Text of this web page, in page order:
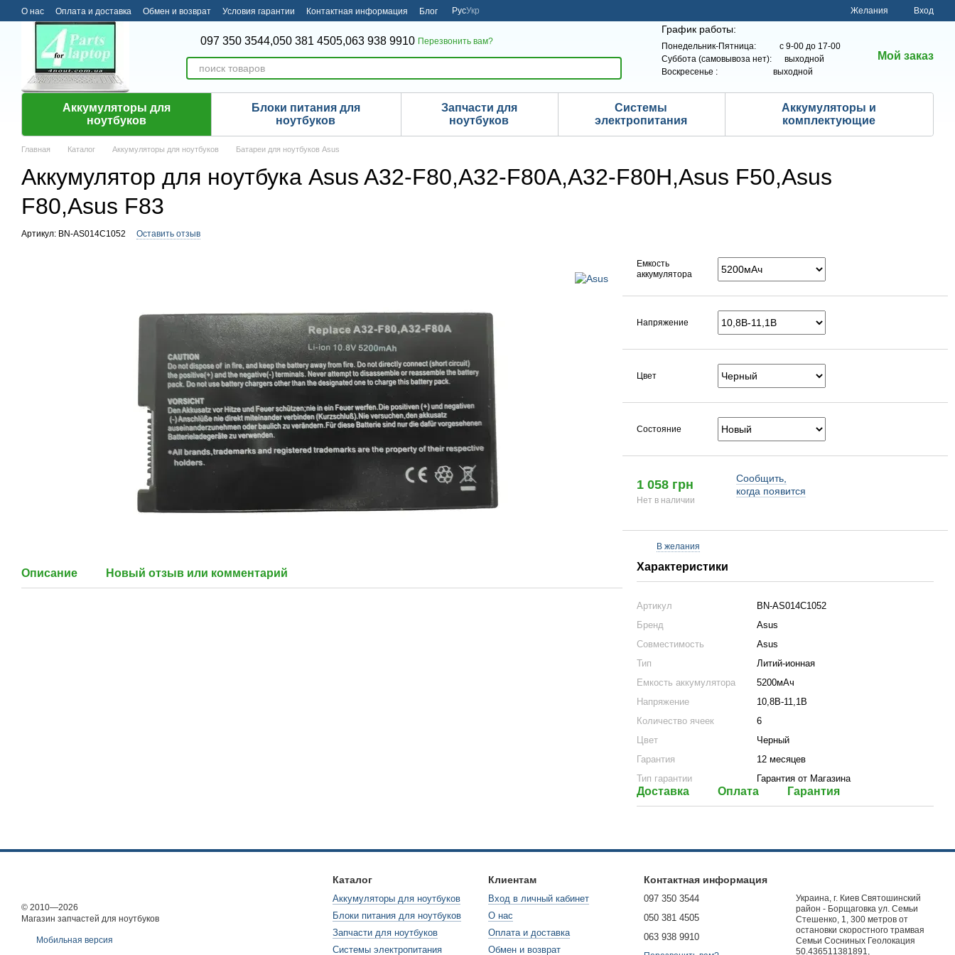
Перейти к основному контенту
О нас Оплата и доставка Обмен и возврат Условия гарантии Контактная информация Блог РусУкр Желания Вход
097 350 3544,050 381 4505,063 938 9910 Перезвонить вам?
График работы:
Понедельник-Пятница: с 9-00 до 17-00
Суббота (самовывоза нет): выходной
Воскресенье : выходной
Мой заказ
Аккумуляторы для
ноутбуков
Блоки питания для
ноутбуков
Запчасти для
ноутбуков
Системы
электропитания
Аккумуляторы и
комплектующие
Главная Каталог Аккумуляторы для ноутбуков Батареи для ноутбуков Asus
Аккумулятор для ноутбука Asus A32-F80,A32-F80A,A32-F80H,Asus F50,Asus
F80,Asus F83
Артикул: BN-AS014C1052 Оставить отзыв
Описание Новый отзыв или комментарий
Емкость
аккумулятора
Напряжение
Цвет
Состояние
1 058 грн
Нет в наличии
Сообщить,
когда появится
В желания
Характеристики
Артикул
BN-AS014C1052
Бренд
Asus
Совместимость
Asus
Тип
Литий-ионная
Емкость аккумулятора
5200мАч
Напряжение
10,8В-11,1В
Количество ячеек
6
Цвет
Черный
Гарантия
12 месяцев
Тип гарантии
Гарантия от Магазина
Доставка Оплата Гарантия
© 2010—2026
Магазин запчастей для ноутбуков
Мобильная версия
Каталог
Аккумуляторы для ноутбуков
Блоки питания для ноутбуков
Запчасти для ноутбуков
Системы электропитания
Клиентам
Вход в личный кабинет
О нас
Оплата и доставка
Обмен и возврат
Контактная информация
097 350 3544
050 381 4505
063 938 9910
Украина, г. Киев Святошинский
район - Борщаговка ул. Семьи
Стешенко, 1, 300 метров от
остановки скоростного трамвая
Семьи Сосниных Геолокация
50.436511381891,